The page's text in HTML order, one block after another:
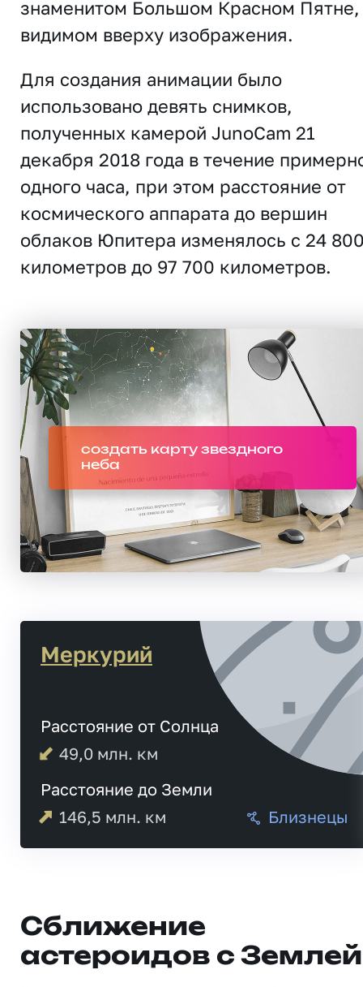
знаменитом Большом Красном Пятне,
видимом вверху изображения.
Для создания анимации было
использовано девять снимков,
полученных камерой JunoCam 21
декабря 2018 года в течение
одного часа, при этом расстояние от
космического аппарата до вершин
облаков Юпитера изменялось с 24
километров до 97 700 километров.
создать карту звездного
неба
Меркурий
Расстояние от Солнца
49,0 млн. км
Расстояние до Земли
146,5 млн. км Близнецы
Сближение
астероидов с Землей